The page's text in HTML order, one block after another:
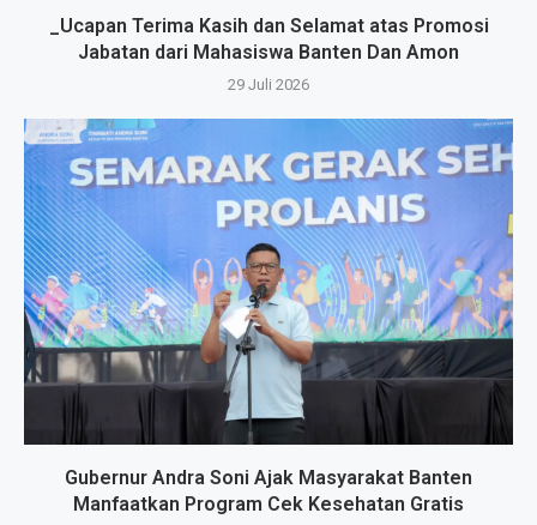
_Ucapan Terima Kasih dan Selamat atas Promosi
Jabatan dari Mahasiswa Banten Dan Amon
29 Juli 2026
Gubernur Andra Soni Ajak Masyarakat Banten
Manfaatkan Program Cek Kesehatan Gratis